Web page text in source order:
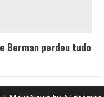
Berman perdeu tudo